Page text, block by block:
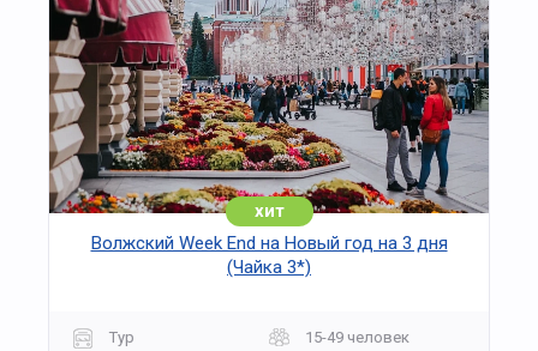
хит
Волжский Week End на Новый год на 3 дня
(Чайка 3*)
Тур
15-49 человек